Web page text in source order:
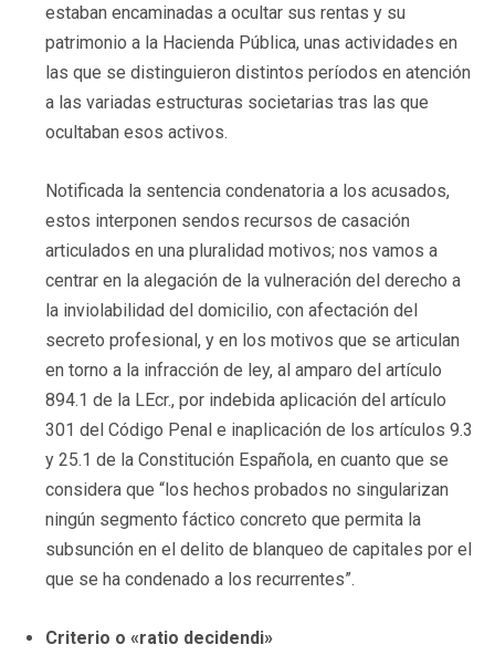
estaban encaminadas a ocultar sus rentas y su
patrimonio a la Hacienda Pública, unas actividades en
las que se distinguieron distintos períodos en atención
a las variadas estructuras societarias tras las que
ocultaban esos activos.
Notificada la sentencia condenatoria a los acusados,
estos interponen sendos recursos de casación
articulados en una pluralidad motivos; nos vamos a
centrar en la alegación de la vulneración del derecho a
la inviolabilidad del domicilio, con afectación del
secreto profesional, y en los motivos que se articulan
en torno a la infracción de ley, al amparo del artículo
894.1 de la LEcr., por indebida aplicación del artículo
301 del Código Penal e inaplicación de los artículos 9.3
y 25.1 de la Constitución Española, en cuanto que se
considera que “los hechos probados no singularizan
ningún segmento fáctico concreto que permita la
subsunción en el delito de blanqueo de capitales por el
que se ha condenado a los recurrentes”.
Criterio o «ratio decidendi»